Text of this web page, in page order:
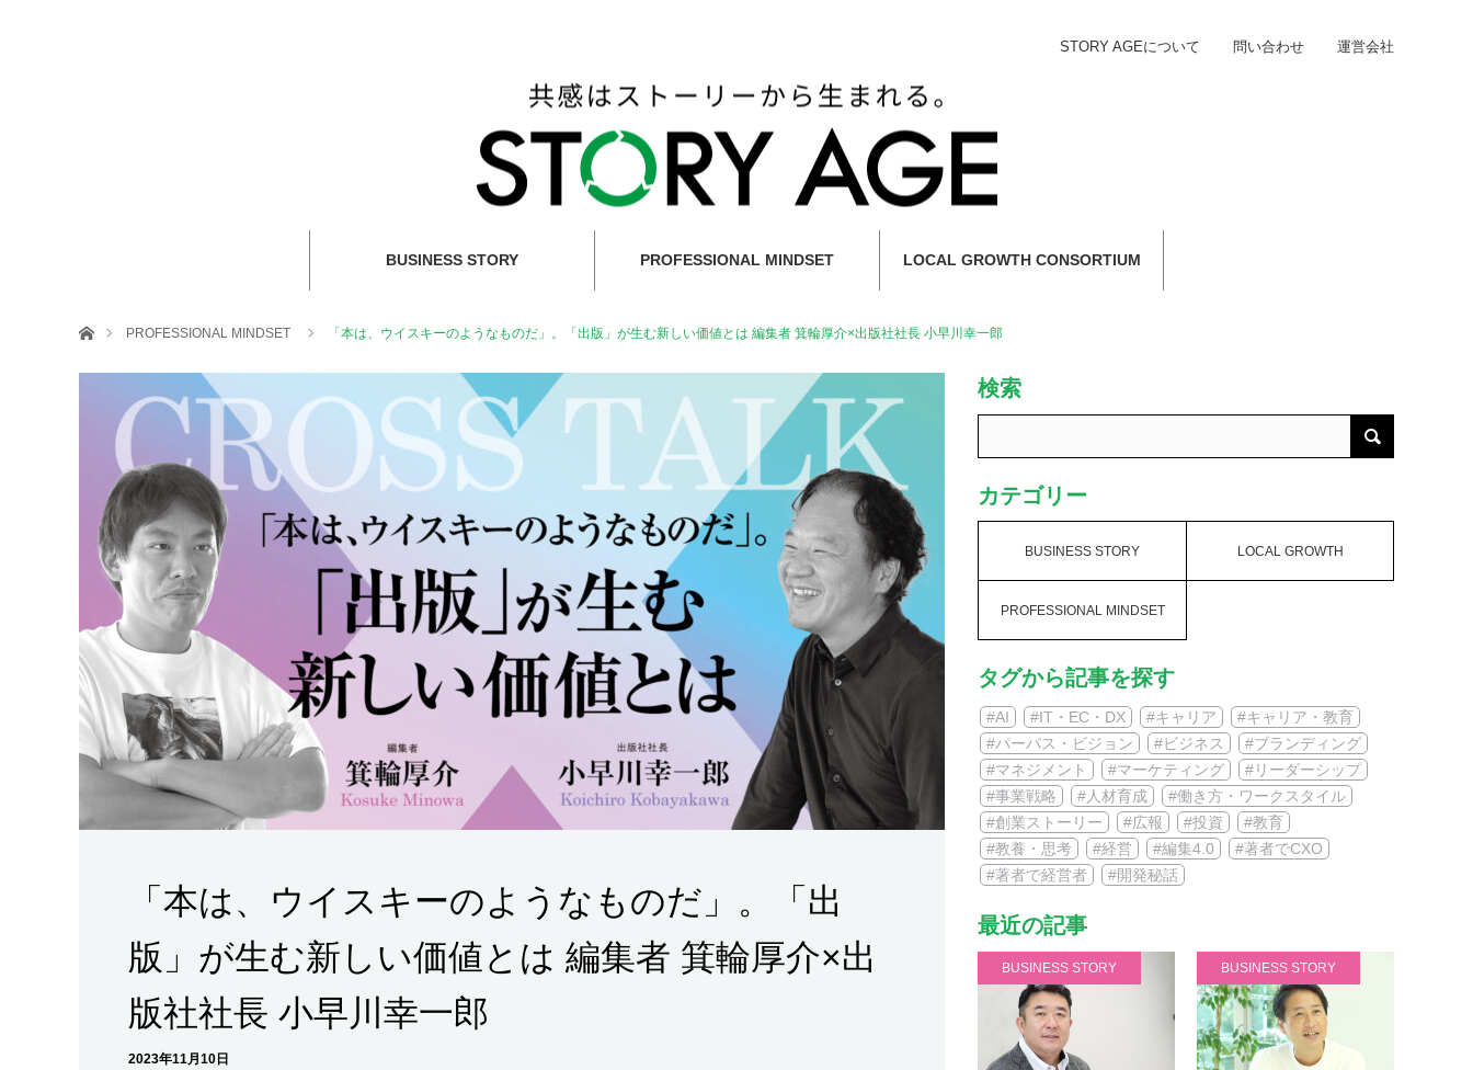
BUSINESS STORY PROFESSIONAL MINDSET LOCAL GROWTH CONSORTIUM
STORY AGEについて 問い合わせ 運営会社
ホームPROFESSIONAL MINDSET 「本は、ウイスキーのようなものだ」。「出版」が生む新しい価値とは 編集者 箕輪厚介×出版社社長 小早川幸一郎
「本は、ウイスキーのようなものだ」。「出
版」が生む新しい価値とは 編集者 箕輪厚介×出
版社社長 小早川幸一郎
2023年11月10日
検索
カテゴリー
BUSINESS STORY LOCAL GROWTH
PROFESSIONAL MINDSET
タグから記事を探す
#AI #IT・EC・DX #キャリア
#キャリア・教育
#パーパス・ビジョン
#ビジネス
#ブランディング
#マネジメント
#マーケティング
#リーダーシップ
#事業戦略
#人材育成
#働き方・ワークスタイル
#創業ストーリー
#広報 #投資
#教育
#教養・思考
#経営 #編集4.0
#著者でCXO
#著者で経営者
#開発秘話
最近の記事
BUSINESS STORY BUSINESS STORY